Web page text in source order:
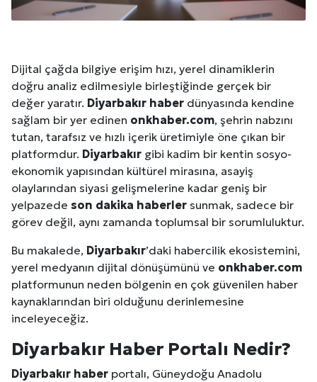
Dijital çağda bilgiye erişim hızı, yerel dinamiklerin
doğru analiz edilmesiyle birleştiğinde gerçek bir
değer yaratır. Diyarbakır haber dünyasında kendine
sağlam bir yer edinen onkhaber.com, şehrin nabzını
tutan, tarafsız ve hızlı içerik üretimiyle öne çıkan bir
platformdur. Diyarbakır gibi kadim bir kentin sosyo-
ekonomik yapısından kültürel mirasına, asayiş
olaylarından siyasi gelişmelerine kadar geniş bir
yelpazede son dakika haberler sunmak, sadece bir
görev değil, aynı zamanda toplumsal bir sorumluluktur.
Bu makalede, Diyarbakır’daki habercilik ekosistemini,
yerel medyanın dijital dönüşümünü ve onkhaber.com
platformunun neden bölgenin en çok güvenilen haber
kaynaklarından biri olduğunu derinlemesine
inceleyeceğiz.
Diyarbakır Haber Portalı Nedir?
Diyarbakır haber portalı, Güneydoğu Anadolu